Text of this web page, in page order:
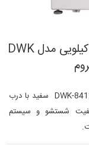
ماشین لباسشویی دوو تمام هوشمند 8 کیلویی مدل DWK
ماشین لباسشویی دوو تمام هوشمند8 کیلویی مدلDWK-8412C سفید با درب
شستشو و سیستم